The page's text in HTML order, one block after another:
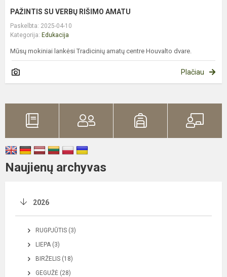
PAŽINTIS SU VERBŲ RIŠIMO AMATU
Paskelbta: 2025-04-10
Kategorija: Edukacija
Mūsų mokiniai lankėsi Tradicinių amatų centre Houvalto dvare.
Plačiau
Naujienų archyvas
2026
RUGPJŪTIS (3)
LIEPA (3)
BIRŽELIS (18)
GEGUŽĖ (28)